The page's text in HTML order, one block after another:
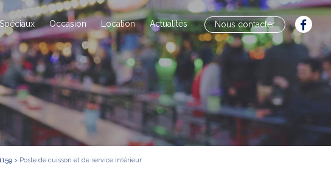
Occasion Location Actualités Nous contacter
> Poste de cuisson et de service intérieur